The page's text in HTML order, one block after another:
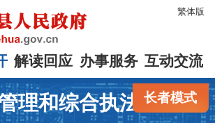
繁体版
解读回应 办事服务 互动交流
长者模式
理和综合执法局